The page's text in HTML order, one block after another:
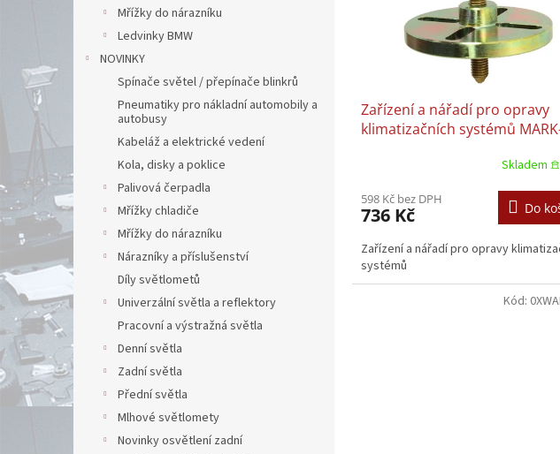
Mřížky do nárazníku
Ledvinky BMW
NOVINKY
Spínače světel / přepínače blinkrů
Pneumatiky pro nákladní automobily a
autobusy
Kabeláž a elektrické vedení
Kola, disky a poklice
Palivová čerpadla
Mřížky chladiče
Mřížky do nárazníku
Nárazníky a příslušenství
Díly světlometů
Univerzální světla a reflektory
Pracovní a výstražná světla
Denní světla
Zadní světla
Přední světla
Mlhové světlomety
Novinky osvětlení zadní
Zařízení a nářadí pro opravy
klimatizačních systémů
Skladem 𖠿
598 Kč bez DPH
736 Kč Do
Zařízení a nářadí pro opravy
systémů
Kód: